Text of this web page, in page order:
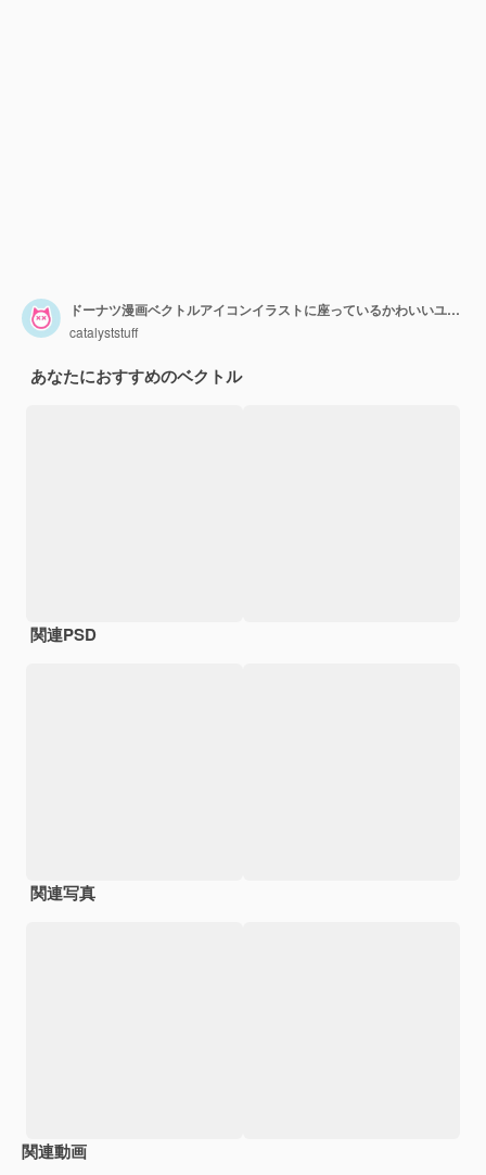
ドーナツ漫画ベクトルアイコンイラストに座っているかわいいユニコーン。
catalyststuff
あなたにおすすめのベクトル
関連PSD
関連写真
関連動画